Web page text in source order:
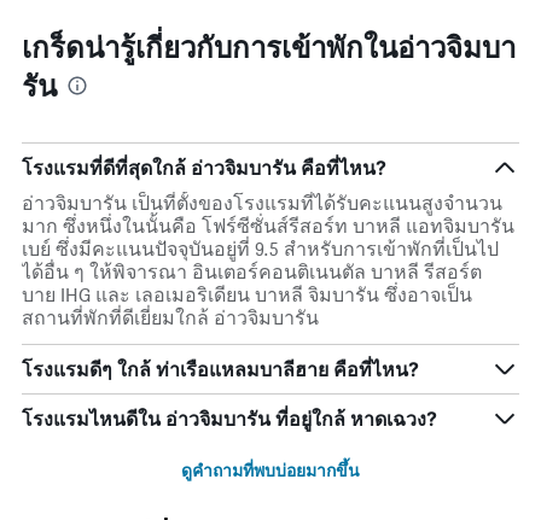
เกร็ดน่ารู้เกี่ยวกับการเข้าพักในอ่าวจิมบา
รัน
โรงแรมที่ดีที่สุดใกล้ อ่าวจิมบารัน คือที่ไหน?
อ่าวจิมบารัน เป็นที่ตั้งของโรงแรมที่ได้รับคะแนนสูงจำนวน
มาก ซึ่งหนึ่งในนั้นคือ โฟร์ซีซั่นส์รีสอร์ท บาหลี แอทจิมบารัน
เบย์ ซึ่งมีคะแนนปัจจุบันอยู่ที่ 9.5 สำหรับการเข้าพักที่เป็นไป
ได้อื่น ๆ ให้พิจารณา อินเตอร์คอนติเนนตัล บาหลี รีสอร์ต
บาย IHG และ เลอเมอริเดียน บาหลี จิมบารัน ซึ่งอาจเป็น
สถานที่พักที่ดีเยี่ยมใกล้ อ่าวจิมบารัน
โรงแรมดีๆ ใกล้ ท่าเรือแหลมบาลีฮาย คือที่ไหน?
โรงแรมไหนดีใน อ่าวจิมบารัน ที่อยู่ใกล้ หาดเฉวง?
ดูคำถามที่พบบ่อยมากขึ้น